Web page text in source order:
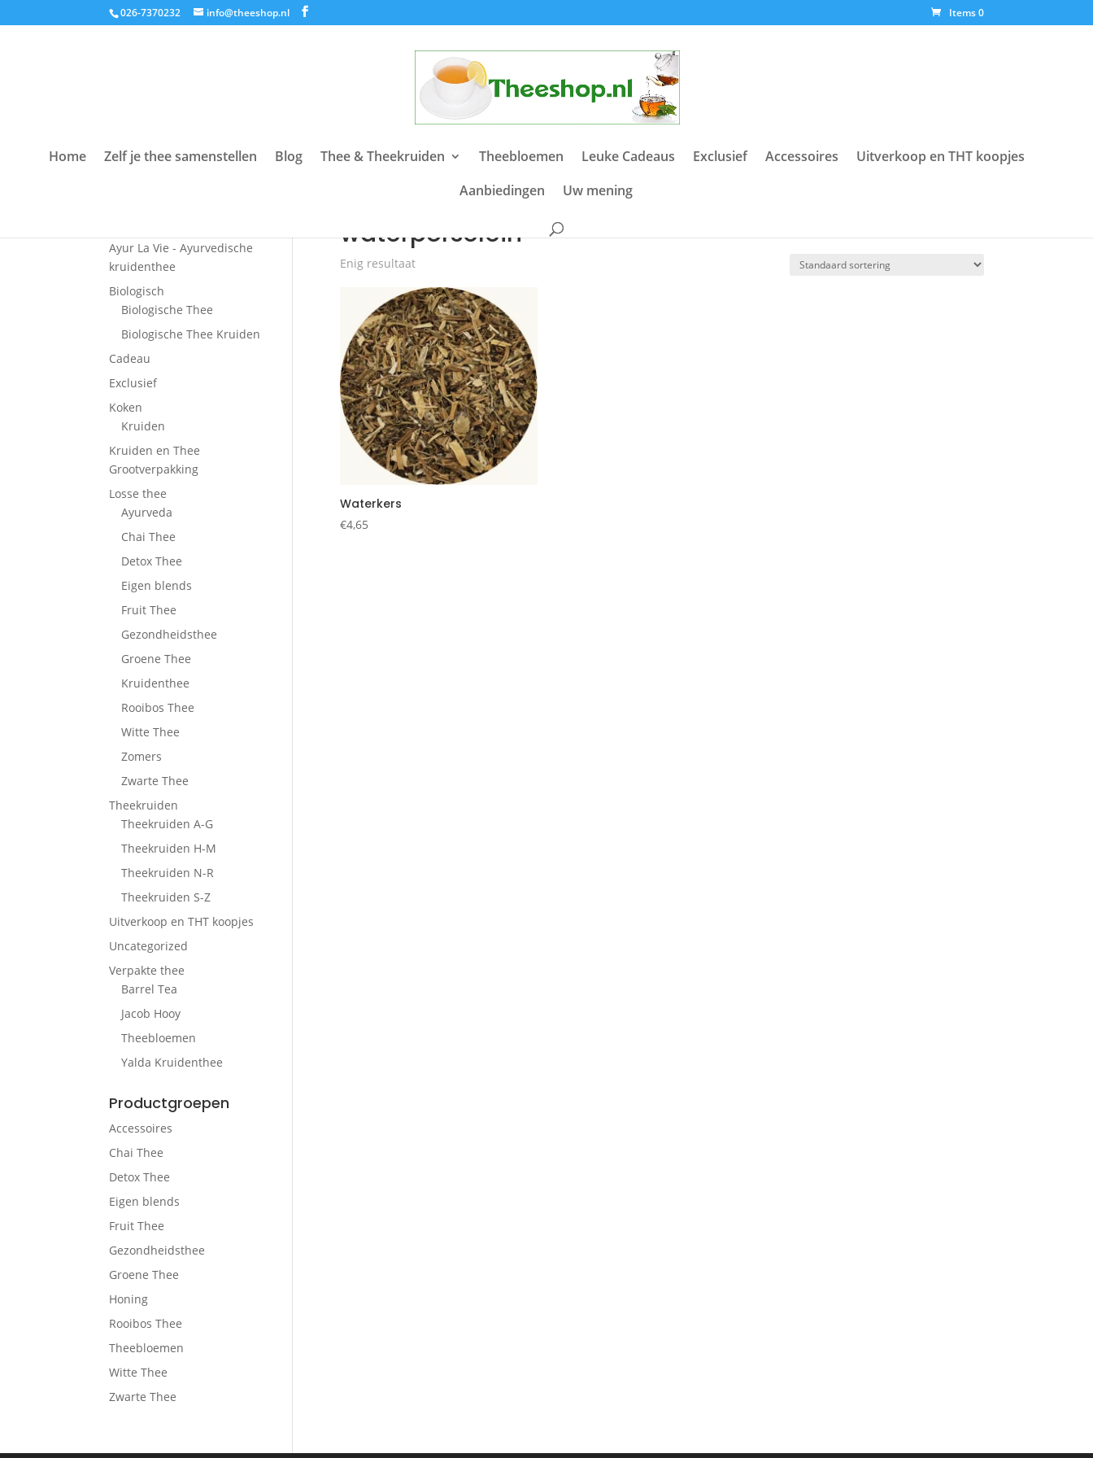
026-7370232 info@theeshop.nl Items 0
Home Zelf je thee samenstellen Blog Thee & Theekruiden Theebloemen Leuke Cadeaus Exclusief Accessoires
Uitverkoop en THT koopjes
Aanbiedingen
Uw mening
/ Producten getagged “waterporselein”
waterporselein
Enig resultaat
Waterkers
€4,65
Ayur La Vie - Ayurvedische
kruidenthee
Biologisch
Biologische Thee
Biologische Thee Kruiden
Cadeau
Exclusief
Koken
Kruiden
Kruiden en Thee
Grootverpakking
Losse thee
Ayurveda
Chai Thee
Detox Thee
Eigen blends
Fruit Thee
Gezondheidsthee
Groene Thee
Kruidenthee
Rooibos Thee
Witte Thee
Zomers
Zwarte Thee
Theekruiden
Theekruiden A-G
Theekruiden H-M
Theekruiden N-R
Theekruiden S-Z
Uitverkoop en THT koopjes
Uncategorized
Verpakte thee
Barrel Tea
Jacob Hooy
Theebloemen
Yalda Kruidenthee
Productgroepen
Accessoires
Chai Thee
Detox Thee
Eigen blends
Fruit Thee
Gezondheidsthee
Groene Thee
Honing
Rooibos Thee
Theebloemen
Witte Thee
Zwarte Thee